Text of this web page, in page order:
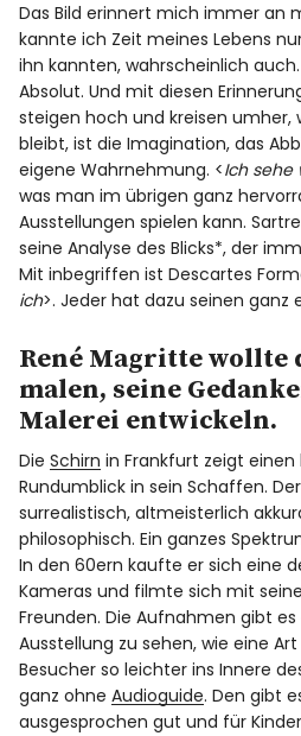
Das Bild erinnert mich immer an
kannte ich Zeit meines Lebens
ihn kannten, wahrscheinlich
Absolut. Und mit diesen
steigen hoch und kreisen umher,
bleibt, ist die Imagination, das
eigene Wahrnehmung. <Ich sehe
was man im übrigen ganz
Ausstellungen spielen kann.
seine Analyse des Blicks*, der
Mit inbegriffen ist Descartes
ich>. Jeder hat dazu seinen ganz
René Magritte wollte
malen, seine
Malerei entwickeln.
DieSchirn in Frankfurt zeigt
Rundumblick in sein Schaffen.
surrealistisch, altmeisterlich
philosophisch. Ein ganzes
In den 60ern kaufte er sich eine
Kameras und filmte sich mit
Freunden. Die Aufnahmen gibt
Ausstellung zu sehen, wie eine
Besucher so leichter ins Innere
ganz ohneAudioguide. Den gibt
ausgesprochen gut und für